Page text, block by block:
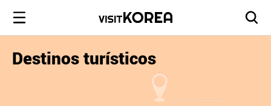
Destinos turísticos